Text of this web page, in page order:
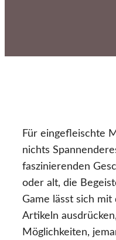
Für eingefleischte
nichts
faszinierenden
oder alt, die
Game lässt sich
Artikeln
Möglichkeiten,